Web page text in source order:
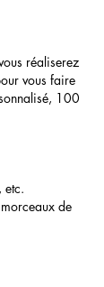
réaliserez
vous faire
100
etc.
de